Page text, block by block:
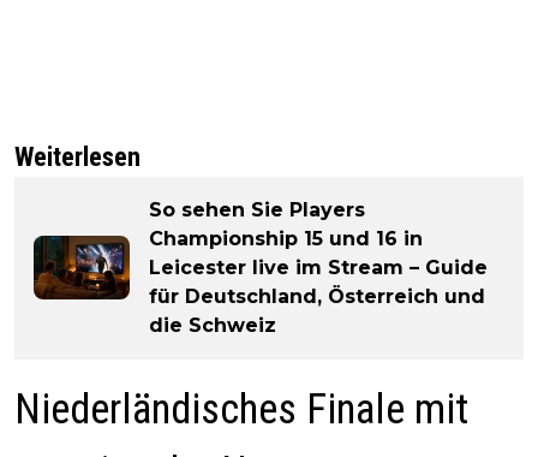
Weiterlesen
So sehen Sie Players
Championship 15 und 16 in
Leicester live im Stream – Guide
für Deutschland, Österreich und
die Schweiz
Niederländisches Finale mit